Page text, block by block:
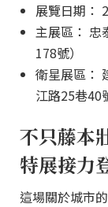
展覽日期：
主展區： 忠
178號）
衛星展區：
江路25巷40
不只藤本
特展接力
這場關於城市